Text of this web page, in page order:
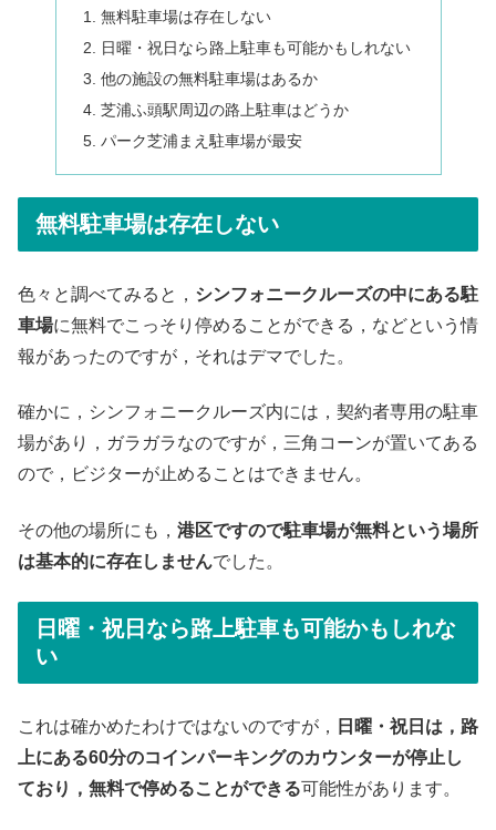
無料駐車場は存在しない
日曜・祝日なら路上駐車も可能かもしれない
他の施設の無料駐車場はあるか
芝浦ふ頭駅周辺の路上駐車はどうか
パーク芝浦まえ駐車場が最安
無料駐車場は存在しない
色々と調べてみると， シンフォニークルーズの中にある駐
車場に無料でこっそり停めることができる，などという情
報があったのですが，それはデマでした。
確かに，シンフォニークルーズ内には，契約者専用の駐車
場があり，ガラガラなのですが，三角コーンが置いてある
ので，ビジターが止めることはできません。
その他の場所にも， 港区ですので駐車場が無料という場所
は基本的に存在しませんでした。
日曜・祝日なら路上駐車も可能かもしれな
い
これは確かめたわけではないのですが，
日曜・祝日は，路
上にある60分のコインパーキングのカウンターが停止し
ており，無料で停めることができる可能性があります。